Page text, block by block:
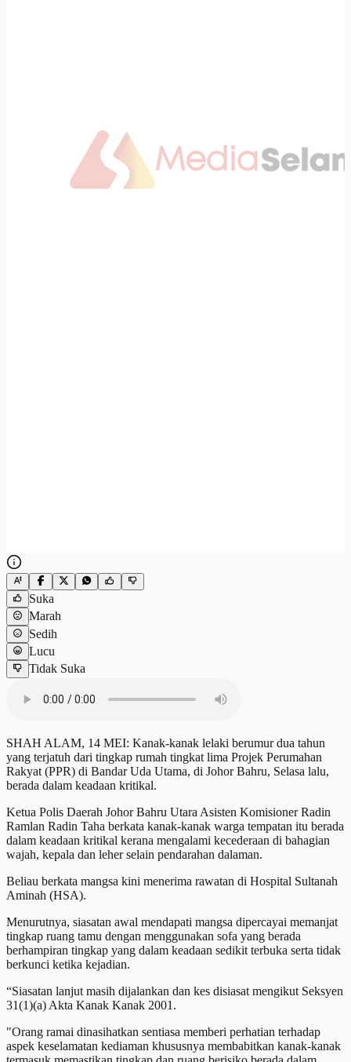
Suka
Marah
Sedih
Lucu
Tidak Suka
SHAH ALAM, 14 MEI: Kanak-kanak lelaki berumur dua tahun
yang terjatuh dari tingkap rumah tingkat lima Projek Perumahan
Rakyat (PPR) di Bandar Uda Utama, di Johor Bahru, Selasa lalu,
berada dalam keadaan kritikal.
Ketua Polis Daerah Johor Bahru Utara Asisten Komisioner Radin
Ramlan Radin Taha berkata kanak-kanak warga tempatan itu berada
dalam keadaan kritikal kerana mengalami kecederaan di bahagian
wajah, kepala dan leher selain pendarahan dalaman.
Beliau berkata mangsa kini menerima rawatan di Hospital Sultanah
Aminah (HSA).
Menurutnya, siasatan awal mendapati mangsa dipercayai memanjat
tingkap ruang tamu dengan menggunakan sofa yang berada
berhampiran tingkap yang dalam keadaan sedikit terbuka serta tidak
berkunci ketika kejadian.
“Siasatan lanjut masih dijalankan dan kes disiasat mengikut Seksyen
31(1)(a) Akta Kanak Kanak 2001.
"Orang ramai dinasihatkan sentiasa memberi perhatian terhadap
aspek keselamatan kediaman khususnya membabitkan kanak-kanak